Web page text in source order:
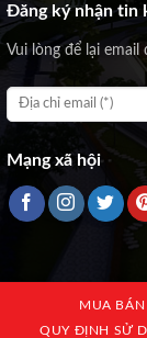
Đăng ký nhận tin
Vui lòng để lại
Mạng xã hội
MUA
QUY ĐỊNH SỬ